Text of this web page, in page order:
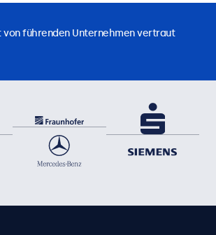
führenden Unternehmen vertraut